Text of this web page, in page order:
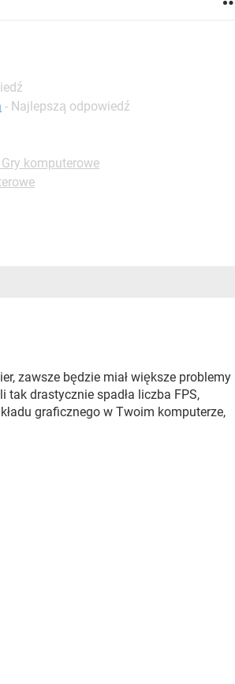
- Najlepszą odpowiedź
komputerowe
zawsze będzie miał większe problemy
tak drastycznie spadła liczba FPS,
graficznego w Twoim komputerze,